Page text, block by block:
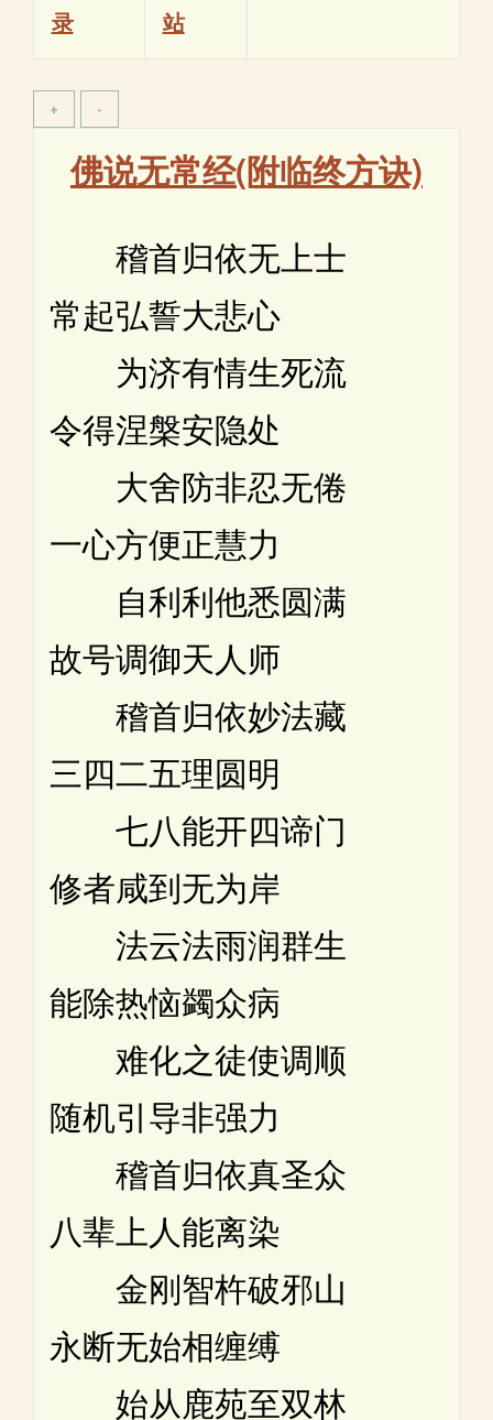
录
站
佛说无常经(附临终方诀)
稽首归依无上士
常起弘誓大悲心
为济有情生死流
令得涅槃安隐处
大舍防非忍无倦
一心方便正慧力
自利利他悉圆满
故号调御天人师
稽首归依妙法藏
三四二五理圆明
七八能开四谛门
修者咸到无为岸
法云法雨润群生
能除热恼蠲众病
难化之徒使调顺
随机引导非强力
稽首归依真圣众
八辈上人能离染
金刚智杵破邪山
永断无始相缠缚
始从鹿苑至双林